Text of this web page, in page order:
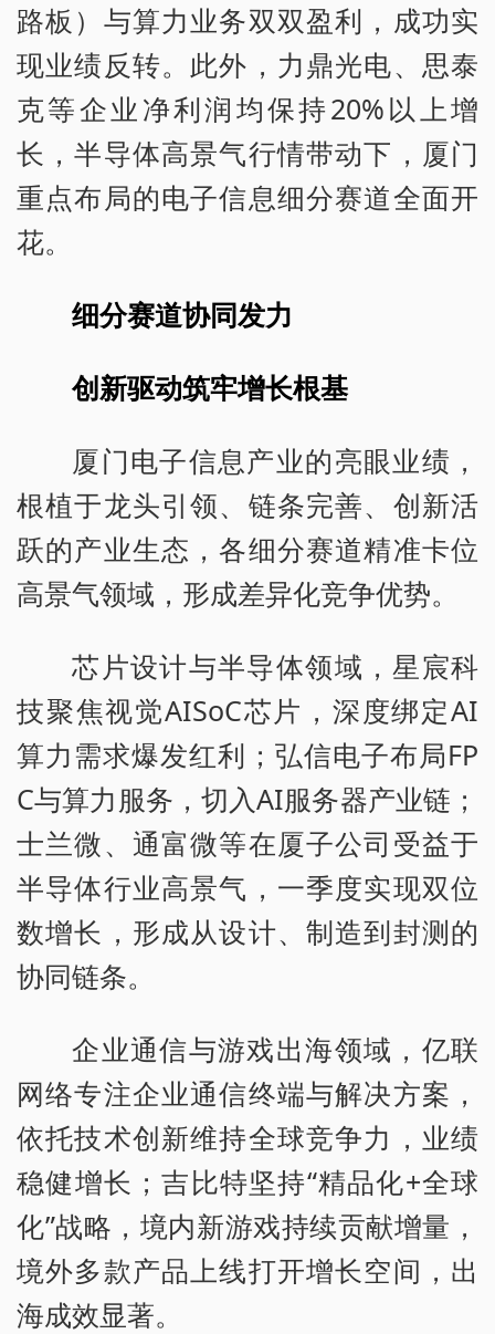
路板）与算力业务双双盈利，成功实
现业绩反转。此外，力鼎光电、思泰
克等企业净利润均保持20%以上增
长，半导体高景气行情带动下，厦门
重点布局的电子信息细分赛道全面开
花。
细分赛道协同发力
创新驱动筑牢增长根基
厦门电子信息产业的亮眼业绩，
根植于龙头引领、链条完善、创新活
跃的产业生态，各细分赛道精准卡位
高景气领域，形成差异化竞争优势。
芯片设计与半导体领域，星宸科
技聚焦视觉AISoC芯片，深度绑定AI
算力需求爆发红利；弘信电子布局FP
C与算力服务，切入AI服务器产业链；
士兰微、通富微等在厦子公司受益于
半导体行业高景气，一季度实现双位
数增长，形成从设计、制造到封测的
协同链条。
企业通信与游戏出海领域，亿联
网络专注企业通信终端与解决方案，
依托技术创新维持全球竞争力，业绩
稳健增长；吉比特坚持“精品化+全球
化”战略，境内新游戏持续贡献增量，
境外多款产品上线打开增长空间，出
海成效显著。